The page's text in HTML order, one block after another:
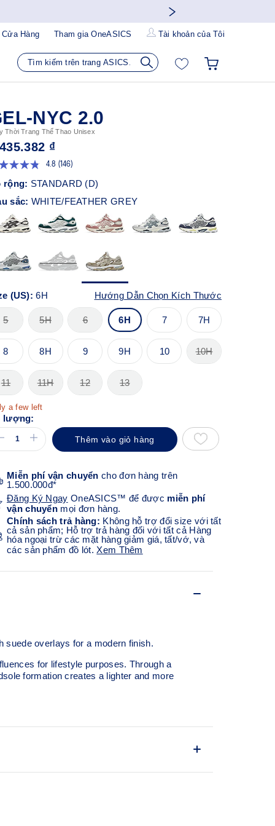
Hàng Tham gia OneASICS Tài khoản của Tôi
NYC 2.0
Thời Trang Thể Thao Unisex
₫
4.8 Đọc
146
đánh
giá.
Liên
kết
trang
(146)
rộng: STANDARD (D)
sắc: WHITE/FEATHER GREY
(US):6H Hướng Dẫn Chọn Kích Thước
5 5H 6 6H 7 7H
8 8H 9 9H 10 10H
11 11H 12 13
a few left
lượng:
Thêm vào giỏ hàng
Miễn phí vận chuyển cho đơn hàng trên
1.500.000đ*
Đăng Ký Ngay OneASICS™ để được miễn phí
vận chuyển mọi đơn hàng.
Chính sách trả hàng: Không hỗ trợ đổi size với tất
cả sản phẩm; Hỗ trợ trả hàng đối với tất cả Hàng
hóa ngoại trừ các mặt hàng giảm giá, tất/vớ, và
các sản phẩm đồ lót.Xem Thêm
suede overlays for a modern finish.
for lifestyle purposes. Through a
formation creates a lighter and more